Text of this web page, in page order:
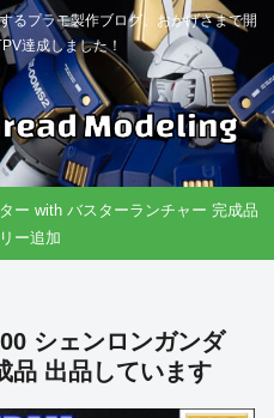
るプラモ製作ブログ。おかげさまで開
達成しました！
ー with バスターランチャー 完成品
ー追加
シェンロンガンダ
品 出品しています